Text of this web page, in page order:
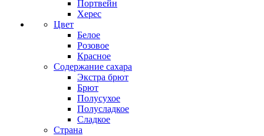
Портвейн
Херес
Цвет
Белое
Розовое
Красное
Содержание сахара
Экстра брют
Брют
Полусухое
Полусладкое
Сладкое
Страна